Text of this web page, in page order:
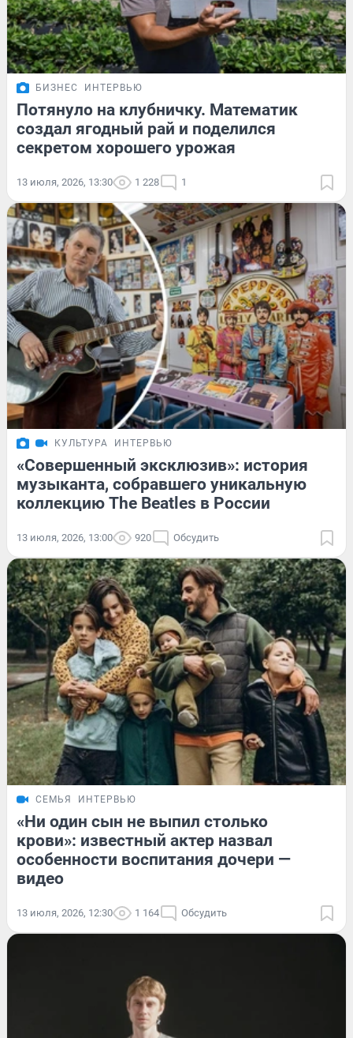
БИЗНЕС ИНТЕРВЬЮ
Потянуло на клубничку. Математик
создал ягодный рай и поделился
секретом хорошего урожая
13 июля, 2026, 13:30 1 228 1
КУЛЬТУРА ИНТЕРВЬЮ
«Совершенный эксклюзив»: история
музыканта, собравшего уникальную
коллекцию The Beatles в России
13 июля, 2026, 13:00 920 Обсудить
СЕМЬЯ ИНТЕРВЬЮ
«Ни один сын не выпил столько
крови»: известный актер назвал
особенности воспитания дочери —
видео
13 июля, 2026, 12:30 1 164 Обсудить